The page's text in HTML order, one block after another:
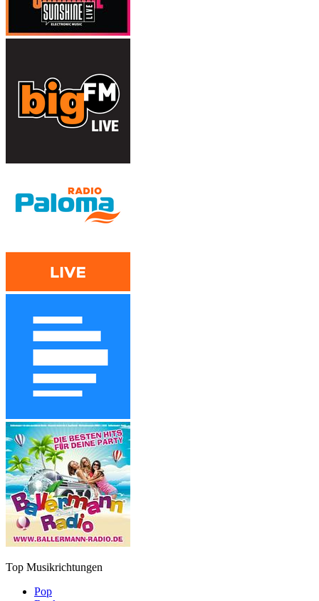
Top Musikrichtungen
Pop